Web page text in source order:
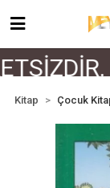
Kitap Çocuk